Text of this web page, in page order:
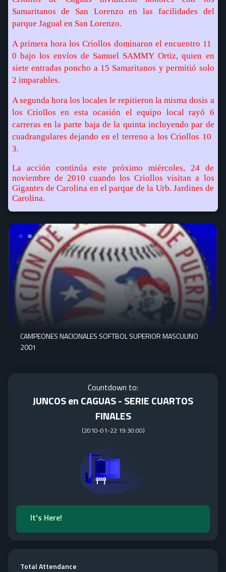
Samaritanos de San Lorenzo en las facilidades del
parque Jagual en San Lorenzo.
A primera hora los Criollos dominaron el encuentro 11 
0 bajo los envíos de Samuel SAMMY Ortiz, quien en
siete entradas poncho a 15 Samaritanos y permitió solo
2 imparables.
A segunda hora los locales le repitieron la misma dosis a
los Criollos en esta ocasión el equipo local rayó 6
carreras en la parte baja de la quinta incluyendo par de
cuadrangulares dejando en el terreno a los Criollos 10 
3.
La acción continúa este próximo miércoles, 24 de
noviembre de 2010 cuando los Criollos visitan a los
Gigantes de Carolina en el parque de la Urb. Jardines de
Carolina.
CAMPEONES NACIONALES SOFTBOL SUPERIOR MASCULINO
2001
Countdown to:
JUNCOS en CAGUAS - SERIE CUARTOS
FINALES
(2010-01-22 19:30:00)
It's Here!
Total Attendance